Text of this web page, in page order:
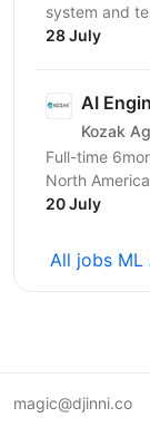
system and test
designing
28 July
AI
Kozak
Full-time 6months+ EU
North
players in
20 July
All jobs
magic@djinni.co